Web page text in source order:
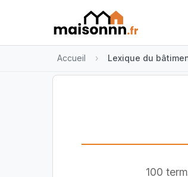
Accueil Lexique du
100